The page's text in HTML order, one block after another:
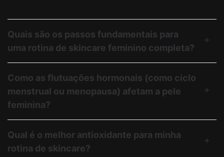
Quais são os passos fundamentais para
uma rotina de skincare feminino completa?
Como as flutuações hormonais (como ciclo
menstrual ou menopausa) afetam a pele
feminina?
Qual é o melhor antioxidante para minha
rotina de skincare?